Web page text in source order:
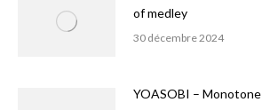
of medley
30 décembre 2024
YOASOBI – Monotone